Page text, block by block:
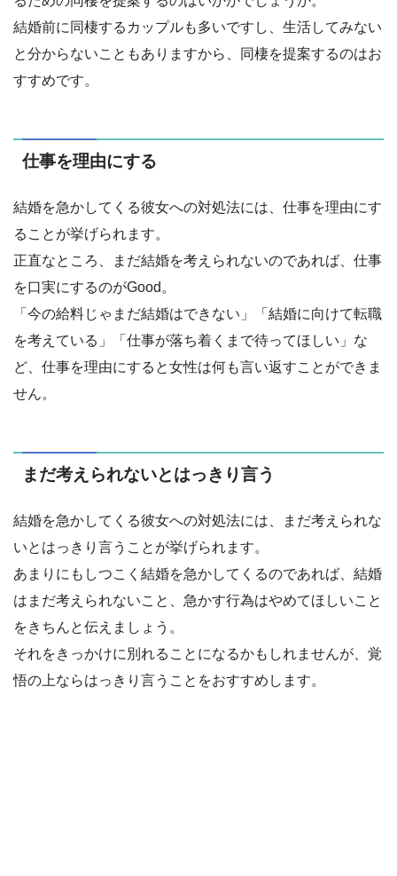
結婚前に同棲するカップルも多いですし、生活してみない
と分からないこともありますから、同棲を提案するのはお
すすめです。
仕事を理由にする
結婚を急かしてくる彼女への対処法には、仕事を理由にす
ることが挙げられます。
正直なところ、まだ結婚を考えられないのであれば、仕事
を口実にするのがGood。
「今の給料じゃまだ結婚はできない」「結婚に向けて転職
を考えている」「仕事が落ち着くまで待ってほしい」な
ど、仕事を理由にすると女性は何も言い返すことができま
せん。
まだ考えられないとはっきり言う
結婚を急かしてくる彼女への対処法には、まだ考えられな
いとはっきり言うことが挙げられます。
あまりにもしつこく結婚を急かしてくるのであれば、結婚
はまだ考えられないこと、急かす行為はやめてほしいこと
をきちんと伝えましょう。
それをきっかけに別れることになるかもしれませんが、覚
悟の上ならはっきり言うことをおすすめします。